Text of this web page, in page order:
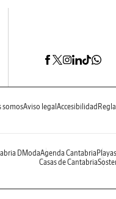
somosAviso legal Accesibilidad
DModaAgenda Cantabria Playas
Casas de Cantabria